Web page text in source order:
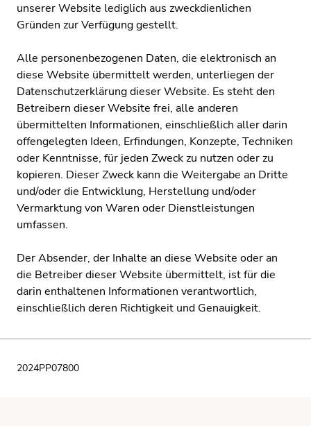
unserer Website lediglich aus zweckdienlichen
Gründen zur Verfügung gestellt.
Alle personenbezogenen Daten, die elektronisch an
diese Website übermittelt werden, unterliegen der
Datenschutzerklärung dieser Website. Es steht den
Betreibern dieser Website frei, alle anderen
übermittelten Informationen, einschließlich aller darin
offengelegten Ideen, Erfindungen, Konzepte, Techniken
oder Kenntnisse, für jeden Zweck zu nutzen oder zu
kopieren. Dieser Zweck kann die Weitergabe an Dritte
und/oder die Entwicklung, Herstellung und/oder
Vermarktung von Waren oder Dienstleistungen
umfassen.
Der Absender, der Inhalte an diese Website oder an
die Betreiber dieser Website übermittelt, ist für die
darin enthaltenen Informationen verantwortlich,
einschließlich deren Richtigkeit und Genauigkeit.
2024PP07800